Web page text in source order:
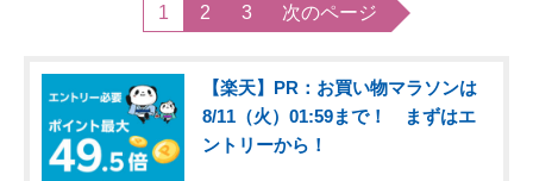
1 2 3 次のページ
【楽天】PR：お買い物マラソンは
8/11（火）01:59まで！ まずはエ
ントリーから！